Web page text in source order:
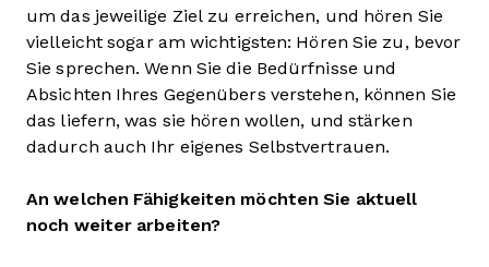
um das jeweilige Ziel zu erreichen, und hören Sie
vielleicht sogar am wichtigsten: Hören Sie zu, bevor
Sie sprechen. Wenn Sie die Bedürfnisse und
Absichten Ihres Gegenübers verstehen, können Sie
das liefern, was sie hören wollen, und stärken
dadurch auch Ihr eigenes Selbstvertrauen.
An welchen Fähigkeiten möchten Sie aktuell
noch weiter arbeiten?